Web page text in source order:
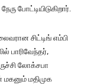
போட்டியிடுகிறார்.
சிட்டிங் எம்பி
பாரிவேந்தர்,
லோக்சபா
மதிமுக